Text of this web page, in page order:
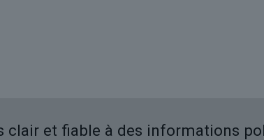
clair et fiable à des informations